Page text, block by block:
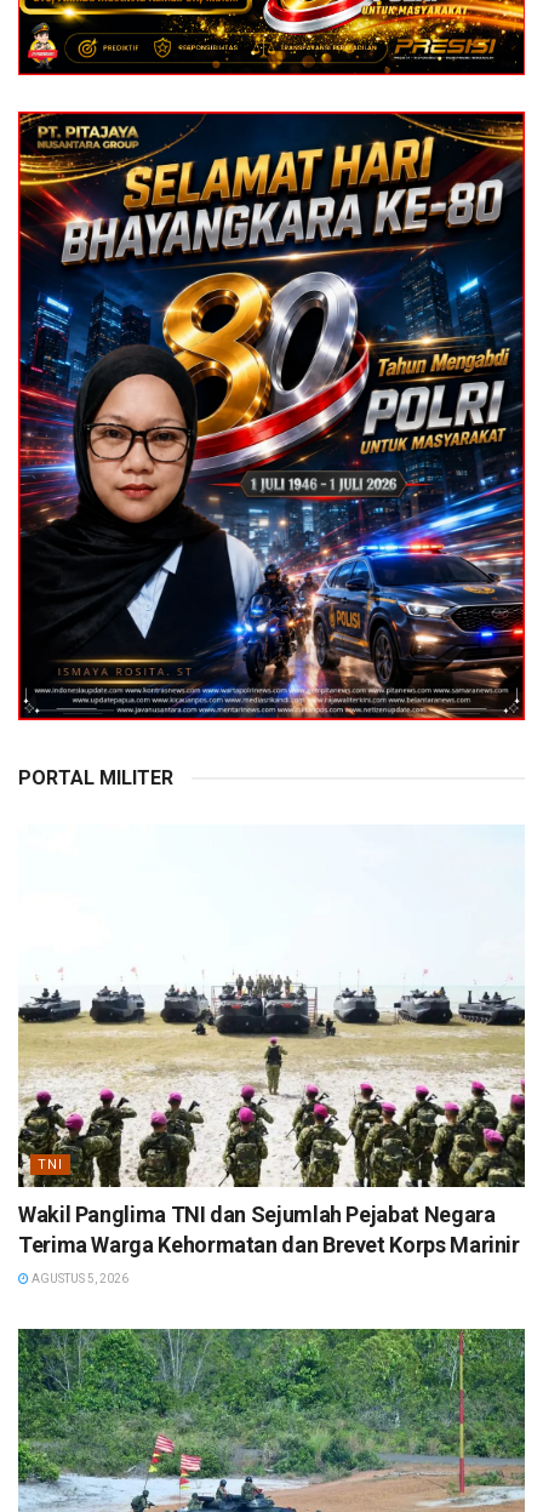
PORTAL MILITER
TNI
Wakil Panglima TNI dan Sejumlah Pejabat Negara
Terima Warga Kehormatan dan Brevet Korps Marinir
AGUSTUS 5, 2026